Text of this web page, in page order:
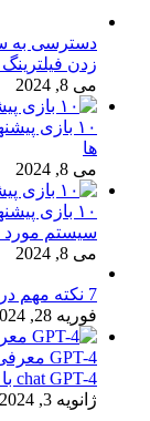
دسترسی به
زدن
می 8, 2024
ها
می 8, 2024
سیستم مورد
می 8, 2024
7 نکته مهم در خرید دوربین مداربسته + راهنمای خرید
فوریه 28, 2024
chat GPT-4 با نسخه 3.5
ژانویه 3, 2024